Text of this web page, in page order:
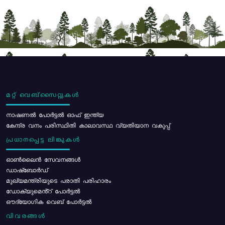
മറ്റ് വെബ്സൈറ്റുകൾ
നാഷണൽ പോർട്ടൽ ഓഫ് ഇന്ത്യ
കേന്ദ്ര വനം പരിസ്ഥിതി കാലാവസ്ഥ വ്യതിയാന വകുപ്പ്
പ്രധാനപ്പെട്ട ലിങ്കുകൾ
ഓൺലൈൻ സേവനങ്ങൾ
ഡാഷ്ബോർഡ്
മുഖ്യമന്ത്രിയുടെ പരാതി പരിഹാരം
ഡോക്യുമെൻ്റ് പോർട്ടൽ
ഔദ്യോഗിക വെബ് പോർട്ടൽ
വിവരങ്ങൾ